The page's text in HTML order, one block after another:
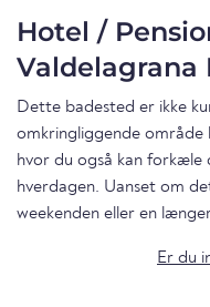
Hotel /
Valdelagrana
Dette badested er ikke
omkringliggende område
hvor du også kan forkæle
hverdagen. Uanset om
weekenden eller en
Er du